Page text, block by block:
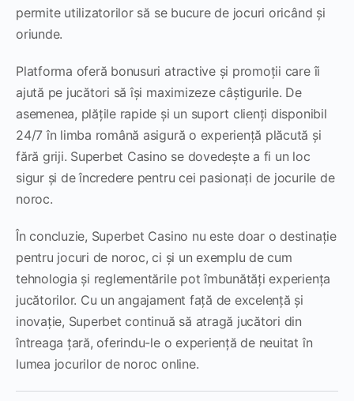
permite utilizatorilor să se bucure de jocuri oricând și
oriunde.
Platforma oferă bonusuri atractive și promoții care îi
ajută pe jucători să își maximizeze câștigurile. De
asemenea, plățile rapide și un suport clienți disponibil
24/7 în limba română asigură o experiență plăcută și
fără griji. Superbet Casino se dovedește a fi un loc
sigur și de încredere pentru cei pasionați de jocurile de
noroc.
În concluzie, Superbet Casino nu este doar o destinație
pentru jocuri de noroc, ci și un exemplu de cum
tehnologia și reglementările pot îmbunătăți experiența
jucătorilor. Cu un angajament față de excelență și
inovație, Superbet continuă să atragă jucători din
întreaga țară, oferindu-le o experiență de neuitat în
lumea jocurilor de noroc online.